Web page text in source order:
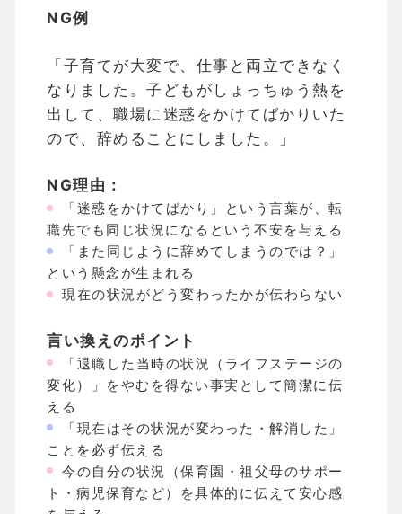
NG例
「子育てが大変で、仕事と両立できなく
なりました。子どもがしょっちゅう熱を
出して、職場に迷惑をかけてばかりいた
ので、辞めることにしました。」
NG理由：
「迷惑をかけてばかり」という言葉が、転
職先でも同じ状況になるという不安を与える
「また同じように辞めてしまうのでは？」
という懸念が生まれる
現在の状況がどう変わったかが伝わらない
言い換えのポイント
「退職した当時の状況（ライフステージの
変化）」をやむを得ない事実として簡潔に伝
える
「現在はその状況が変わった・解消した」
ことを必ず伝える
今の自分の状況（保育園・祖父母のサポー
ト・病児保育など）を具体的に伝えて安心感